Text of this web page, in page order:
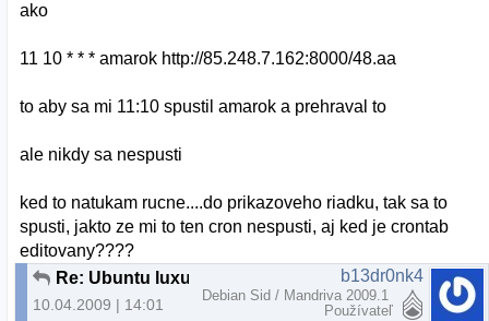
ako
11 10 * * * amarok http://85.248.7.162:8000/48.aa
to aby sa mi 11:10 spustil amarok a prehraval to
ale nikdy sa nespusti
ked to natukam rucne....do prikazoveho riadku, tak sa to
spusti, jakto ze mi to ten cron nespusti, aj ked je crontab
editovany????
Re: Ubuntu luxus?
10.04.2009 | 14:01
b13dr0nk4
Debian Sid / Mandriva 2009.1
Používateľ